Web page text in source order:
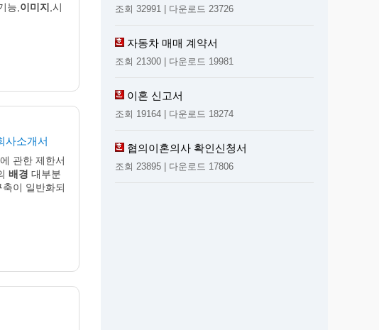
능, 이미지 ,시
사소개서
관한 제한서
배경 대부분
이 일반화되
조회 32991 | 다운로드 23726
자동차 매매 계약서
조회 21300 | 다운로드 19981
이혼 신고서
조회 19164 | 다운로드 18274
협의이혼의사 확인신청서
조회 23895 | 다운로드 17806